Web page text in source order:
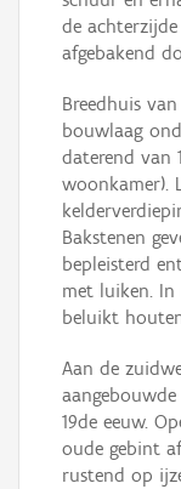
de
afgebakend
Breedhuis
bouwlaag
daterend van
woonkamer).
Bakstenen
bepleisterd
met luiken. In
beluikt
Aan de
19de eeuw.
oude gebint
rustend op